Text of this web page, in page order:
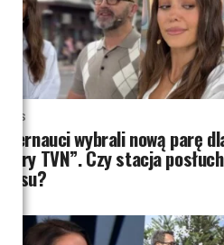
NEWS
Internauci wybrali nową parę
dobry TVN”. Czy stacja
głosu?